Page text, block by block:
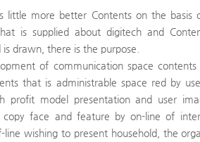
little more better Contents on the basis
is supplied about digitech and
drawn, there is the purpose.
of communication space
that is administrable space red by
profit model presentation and user
face and feature by on-line of
wishing to present household, the